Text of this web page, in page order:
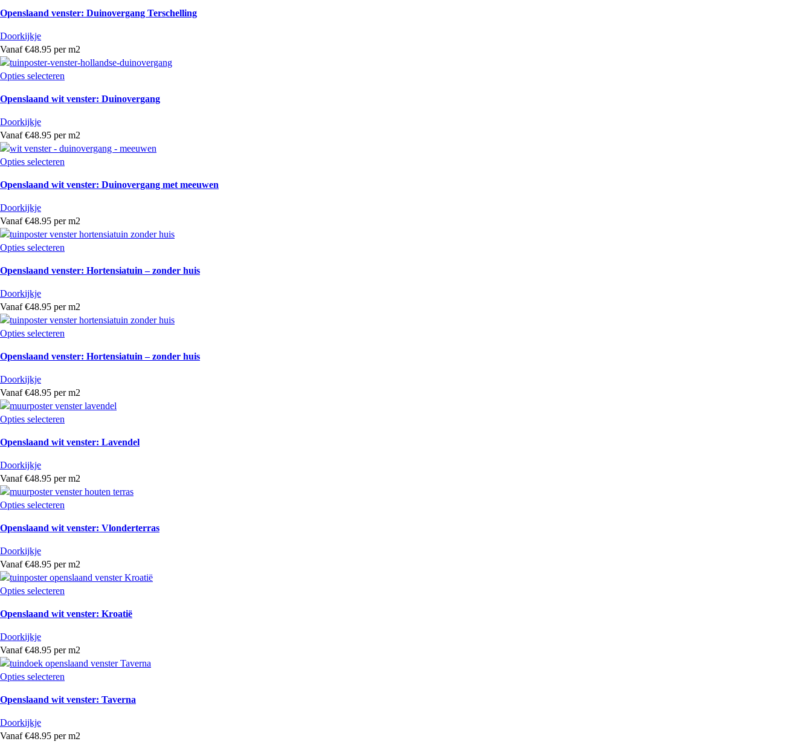
Openslaand venster: Duinovergang Terschelling
Doorkijkje
Vanaf €48.95 per m2
Opties selecteren
Openslaand wit venster: Duinovergang
Doorkijkje
Vanaf €48.95 per m2
Opties selecteren
Openslaand wit venster: Duinovergang met meeuwen
Doorkijkje
Vanaf €48.95 per m2
Opties selecteren
Openslaand venster: Hortensiatuin – zonder huis
Doorkijkje
Vanaf €48.95 per m2
Opties selecteren
Openslaand venster: Hortensiatuin – zonder huis
Doorkijkje
Vanaf €48.95 per m2
Opties selecteren
Openslaand wit venster: Lavendel
Doorkijkje
Vanaf €48.95 per m2
Opties selecteren
Openslaand wit venster: Vlonderterras
Doorkijkje
Vanaf €48.95 per m2
Opties selecteren
Openslaand wit venster: Kroatië
Doorkijkje
Vanaf €48.95 per m2
Opties selecteren
Openslaand wit venster: Taverna
Doorkijkje
Vanaf €48.95 per m2